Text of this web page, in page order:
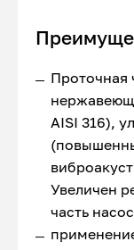
Проточная
AISI 316),
Увеличен
часть